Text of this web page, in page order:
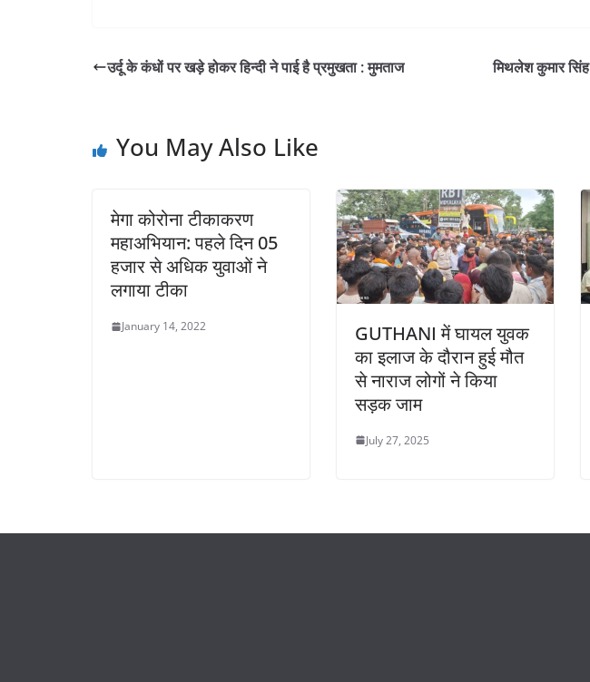
s
p
e
o
er l y
k
e
उर्दू के कंधों पर खड़े होकर हिन्दी ने पाई है प्रमुखता : मुमताज
मिथलेश कुमार
You May Also Like
मेगा कोरोना टीकाकरण
महाअभियान: पहले दिन 05
हजार से अधिक युवाओं ने
लगाया टीका
January 14, 2022
GUTHANI में घायल युवक
का इलाज के दौरान हुई मौत
से नाराज लोगों ने किया
सड़क जाम
July 27, 2025